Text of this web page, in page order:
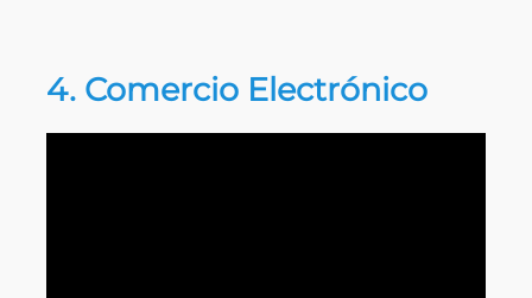
4. Comercio Electrónico